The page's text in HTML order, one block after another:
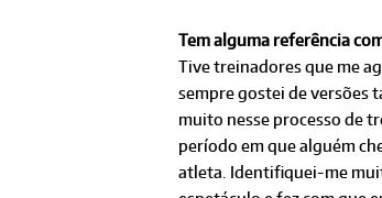
Tem alguma referência
Tive treinadores que me
sempre gostei de versões
muito nesse processo de
período em que alguém
atleta. Identifiquei-me